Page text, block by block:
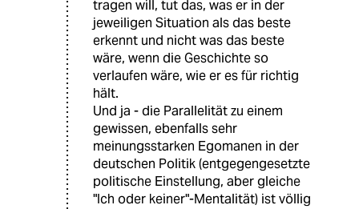
tragen will, tut das, was er in der
jeweiligen Situation als das beste
erkennt und nicht was das beste
wäre, wenn die Geschichte so
verlaufen wäre, wie er es für richtig
hält.
Und ja - die Parallelität zu einem
gewissen, ebenfalls sehr
meinungsstarken Egomanen in der
deutschen Politik (entgegengesetzte
politische Einstellung, aber gleiche
"Ich oder keiner"-Mentalität) ist völlig